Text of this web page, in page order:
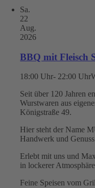
Sa.
22
Aug.
2026
BBQ mit Fleisch
18:00 Uhr- 22:00 Uhr
Seit über 120 Jahren
Wurstwaren aus
Königstraße 49.
Hier steht der Name
Handwerk und
Erlebt mit uns und
in lockerer
Feine Speisen vom